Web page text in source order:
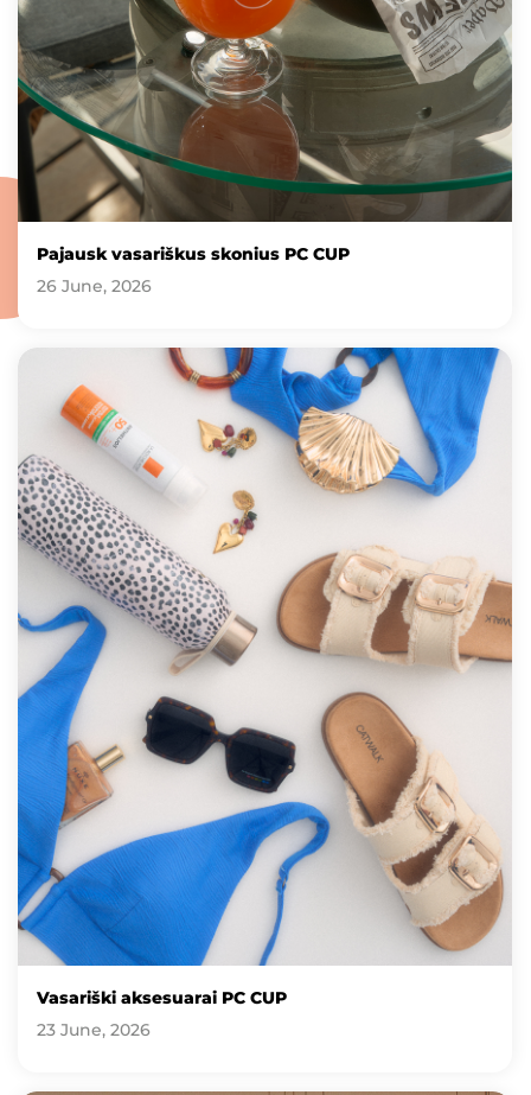
Pajausk vasariškus skonius PC CUP
26 June, 2026
Vasariški aksesuarai PC CUP
23 June, 2026